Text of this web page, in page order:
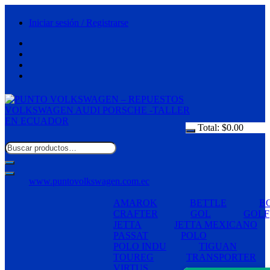
Iniciar sesión / Registrarse
Total: $0.00
www.puntovolkswagen.com.ec
AMAROK BETTLE
CRAFTER
GOL
GOLF
JETTA
JETTA MEXICANO
PASSAT
POLO
POLO INDU
TIGUAN
TOUREG
TRANSPORTER
VIRTUS